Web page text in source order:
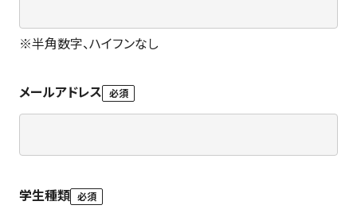
※半角数字、ハイフンなし
メールアドレス 必須
学生種類 必須